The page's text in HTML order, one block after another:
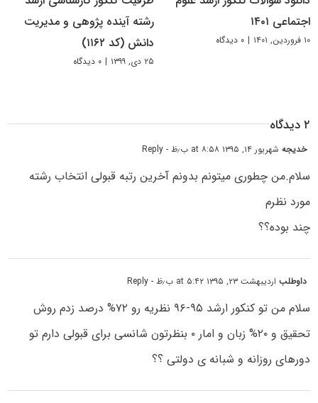
اجتماعی ۱۴۰۱
۱۰ فروردین, ۱۴۰۱ | ۰ دیدگاه
رشته آینده پژوهی و مدیریت
دانش (کد ۱۱۶۲)
۲۵ دی, ۱۳۹۹ | ۰ دیدگاه
۲ دیدگاه
خدیجهشهریور ۱۴, ۱۳۹۵ at ۸:۵۸ ب٫ظ - Reply
سلام.من چطوری میتونم بدونم آخرین رتبه قبولی انتخاب رشته
مورد نظرم
چند بوده؟؟
داوطلباردیبهشت ۲۳, ۱۳۹۵ at ۵:۴۲ ب٫ظ - Reply
سلام من تو کنکور ارشد ۹۵-۹۶ نظریه رو ۷۲% درصد زدم روش
تحقیق و ۲۰% زبان و امار ۰ بنظرتون شانسی برای قبولی دارم تو
دورهای روزانه و شبانه ی دولتی ؟؟